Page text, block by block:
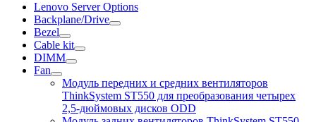
Lenovo Server Options
Backplane/Drive
Bezel
Cable kit
DIMM
Fan
Модуль передних и средних вентиляторов
ThinkSystem ST550 для преобразования четырех
2,5-дюймовых дисков ODD